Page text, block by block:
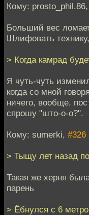
Кому: prosto_phil.86,
Больший вес
Шлифовать
> Когда камрад
Я чуть-чуть
когда со мной
ничего, вообще,
спрошу "што-о-о?".
Кому: sumerki, #326
> Тыщу лет назад
Такая же херня
парень
> Ёбнулся с 6